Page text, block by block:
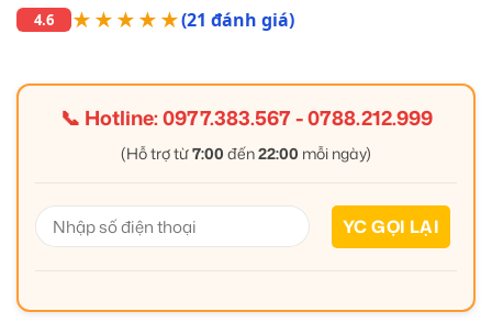
4.6 ★★★★★(21 đánh giá)
📞 Hotline:0977.383.567-0788.212.999
(Hỗ trợ từ7:00 đến22:00 mỗi ngày)